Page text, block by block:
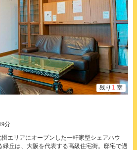
残り 1 室
分
エリアにオープンした一軒家型シェアハウ
緑丘は、大阪を代表する高級住宅街。邸宅で過